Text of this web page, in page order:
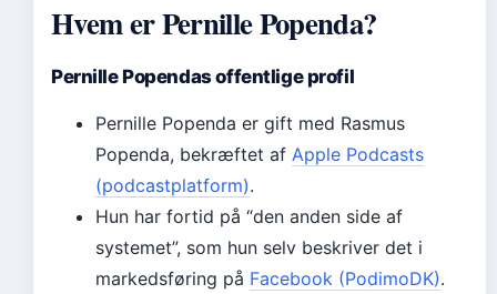
Hvem er Pernille Popenda?
Pernille Popendas offentlige profil
Pernille Popenda er gift med Rasmus
Popenda, bekræftet af Apple Podcasts
(podcastplatform).
Hun har fortid på “den anden side af
systemet”, som hun selv beskriver det i
markedsføring på Facebook (PodimoDK).